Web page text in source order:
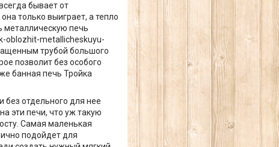
бывает от
только выиграет, а тепло
металлическую печь
oblozhit-metallicheskuyu-
трубой большого
позволит без особого
банная печь Тройка
без отдельного для нее
эти печи, что уж такую
Самая маленькая
подойдет для